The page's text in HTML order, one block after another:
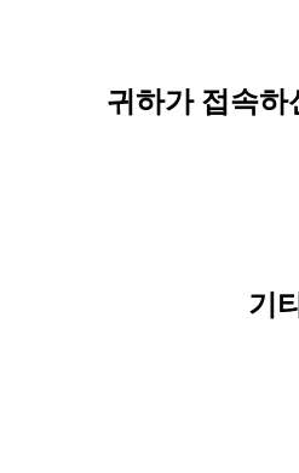
귀하가 접속하
기